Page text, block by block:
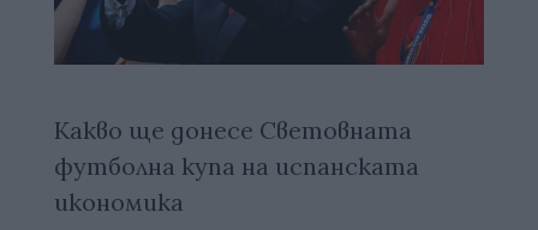
Какво ще донесе Световната
футболна купа на испанската
икономика